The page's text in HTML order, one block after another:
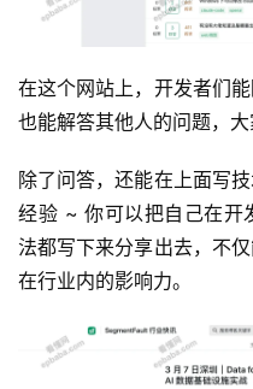
在这个网站上，开发者们
也能解答其他人的问题，大
除了问答，还能在上面写
经验 ~ 你可以把自己在开
法都写下来分享出去，不
在行业内的影响力。